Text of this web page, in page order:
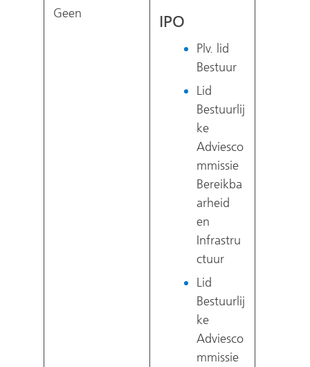
Geen IPO
Plv. lid
Bestuur
Lid
Bestuurlij
ke
Adviesco
mmissie
Bereikba
arheid
en
Infrastru
ctuur
Lid
Bestuurlij
ke
Adviesco
mmissie